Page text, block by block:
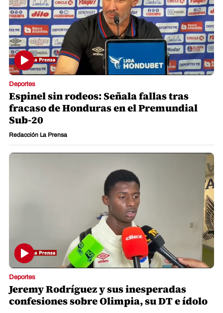
Deportes
Espinel sin rodeos: Señala fallas tras
fracaso de Honduras en el Premundial
Sub-20
Redacción La Prensa
Deportes
Jeremy Rodríguez y sus inesperadas
confesiones sobre Olimpia, su DT e ídolo